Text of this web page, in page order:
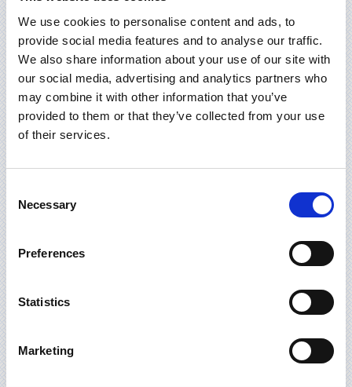
We use cookies to personalise content and ads, to
provide social media features and to analyse our traffic.
We also share information about your use of our site with
our social media, advertising and analytics partners who
may combine it with other information that you’ve
provided to them or that they’ve collected from your use
of their services.
Selection
Necessary
Preferences
Statistics
Marketing
URUCHOMIENIE
CODZIENNE UŻYTKOWANIE
EKSPLOATACJA (USUWANIE OSADU
USUWANIE USTEREK I